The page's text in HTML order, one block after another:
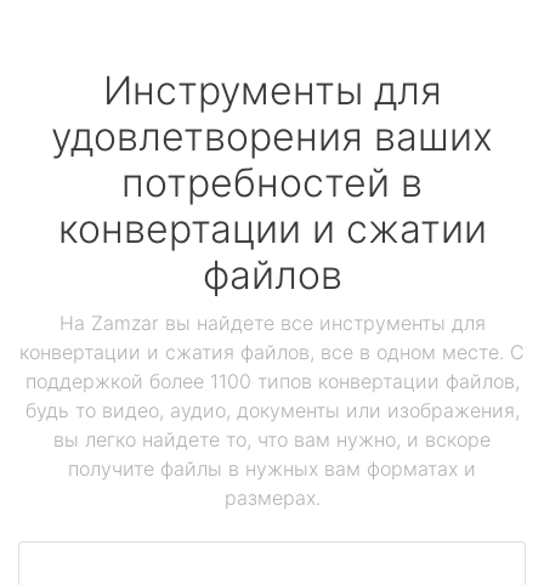
Инструменты для
удовлетворения ваших
потребностей в
конвертации и сжатии
файлов
На Zamzar вы найдете все инструменты для
конвертации и сжатия файлов, все в одном месте. С
поддержкой более 1100 типов конвертации файлов,
будь то видео, аудио, документы или изображения,
вы легко найдете то, что вам нужно, и вскоре
получите файлы в нужных вам форматах и
размерах.